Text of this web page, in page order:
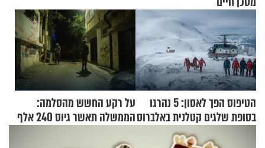
הטיפוס הפך לאסון: 5 נהרגו
בסופת שלגים קטלנית באלברוס
על רקע החשש מהסלמה:
הממשלה תאשר גיוס 240 אלף